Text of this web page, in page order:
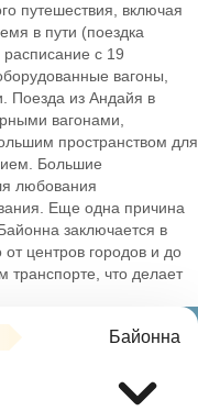
путешествия, включая
в пути (поездка
с 19
вагоны,
Поезда из Андайя в
вагонами,
пространством для
Большие
любования
Еще одна причина
заключается в
центров городов и до
транспорте, что делает
Байонна